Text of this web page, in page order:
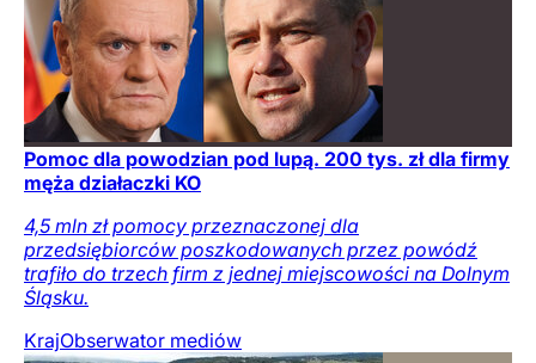
Pomoc dla powodzian pod lupą. 200 tys. zł dla firmy
męża działaczki KO
4,5 mln zł pomocy przeznaczonej dla
przedsiębiorców poszkodowanych przez powódź
trafiło do trzech firm z jednej miejscowości na Dolnym
Śląsku.
KrajObserwator mediów